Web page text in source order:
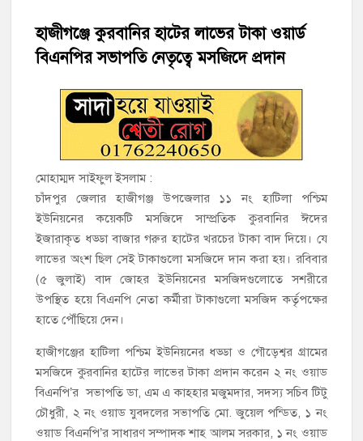
অভিভাবক সমাবেশ
হাজীগঞ্জে অস্বাস্থ্যকর পরিবেশে খাবার প্রস্তুত: ২ হোটেলকে ৪৫ হাজার
হাজীগঞ্জে ৬ বছরের শিশুকে ধর্ষণের অভিযোগে কেয়ারটেকার আটক
হাজীগঞ্জের রাজারগাঁও উবিতে জুলাই গণঅভ্যুত্থান দিবস পালন
হাজীগঞ্জ সরকারি মডেল পাইলট হাই স্কুল অ্যান্ড কলেজে ‘জুলাই
গণঅভ্যুত্থান দিবস’ পালিত
‘জনগণের ভোটে নির্বাচিত হয়ে ফরিদগঞ্জের উন্নয়নে কাজ করছি’ :
আলহাজ্ব এমএ হান্নান এমপি
নৌ পুলিশ ফাঁড়ির নাকের ডগায় কারেন্ট জালের দাপট, মতলবে প্রকাশ্যে
নিষিদ্ধ জাল মেরামত ও মাছ শিকার
হাজীগঞ্জে কুরবানির হাটের লাভের টাকা ওয়ার্ড
বিএনপির সভাপতি নেতৃত্বে মসজিদে প্রদান
মোহাম্মদ সাইফুল ইসলাম :
চাঁদপুর জেলার হাজীগঞ্জ উপজেলার ১১ নং হাটিলা পশ্চিম
ইউনিয়নের কয়েকটি মসজিদে সাম্প্রতিক কুরবানির ঈদের
ইজারাকৃত ধড্ডা বাজার গরুর হাটের খরচের টাকা বাদ দিয়ে। যে
লাভের অংশ ছিল সেই টাকাগুলো মসজিদে দান করা হয়। রবিবার
(৫ জুলাই) বাদ জোহর ইউনিয়নের মসজিদগুলোতে সশরীরে
উপস্থিত হয়ে বিএনপি নেতা কর্মীরা টাকাগুলো মসজিদ কর্তৃপক্ষের
হাতে পৌঁছিয়ে দেন।
হাজীগঞ্জের হাটিলা পশ্চিম ইউনিয়নের ধড্ডা ও গৌড়েশ্বর গ্রামের
মসজিদে কুরবানির হাটের লাভের টাকা প্রদান করেন ২ নং ওয়াড
বিএনপি’র সভাপতি ডা, এম এ কাহ্হার মজুমদার, সদস্য সচিব টিটু
চৌধুরী, ২ নং ওয়াড যুবদলের সভাপতি মো. জুয়েল পন্ডিত, ১ নং
ওয়াড বিএনপি’র সাধারণ সম্পাদক শাহ আলম সরকার, ১ নং ওয়াড